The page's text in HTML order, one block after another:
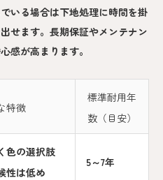
いる場合は下地処理に時間を掛
せます。長期保証やメンテナン
感が高まります。
特徴
標準耐用年
数（目安）
色の選択肢
性は低め
5～7年